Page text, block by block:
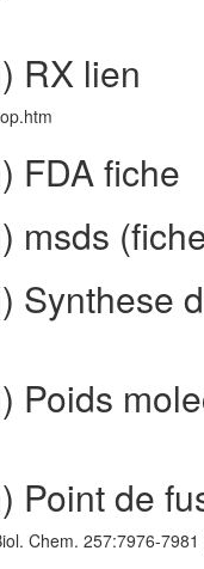
RX lien
FDA fiche
msds
Synthese
Poids
Point de
Chem. 257:7976-